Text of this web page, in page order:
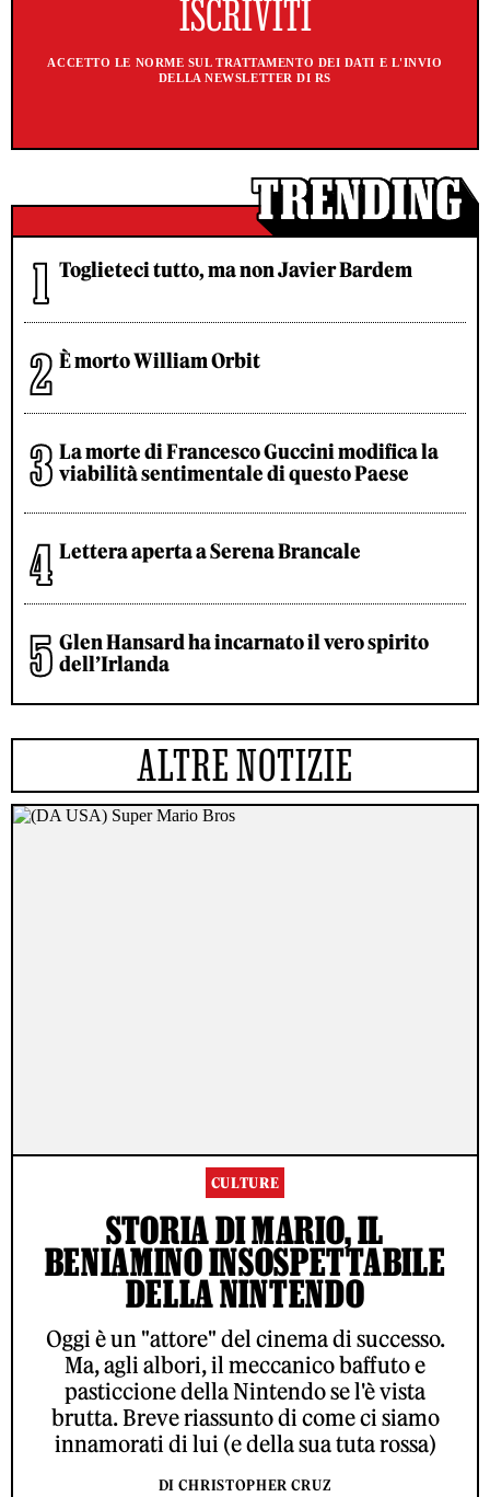
ACCETTO LE NORME SUL TRATTAMENTO DEI DATI E L'INVIO
DELLA NEWSLETTER DI RS
Toglieteci tutto, ma non Javier Bardem
È morto William Orbit
La morte di Francesco Guccini modifica la
viabilità sentimentale di questo Paese
Lettera aperta a Serena Brancale
Glen Hansard ha incarnato il vero spirito
dell’Irlanda
ALTRE NOTIZIE
CULTURE
STORIA DI MARIO, IL
BENIAMINO INSOSPETTABILE
DELLA NINTENDO
Oggi è un "attore" del cinema di successo.
Ma, agli albori, il meccanico baffuto e
pasticcione della Nintendo se l'è vista
brutta. Breve riassunto di come ci siamo
innamorati di lui (e della sua tuta rossa)
DI CHRISTOPHER CRUZ